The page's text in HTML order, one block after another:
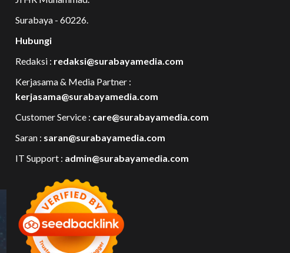
Surabaya - 60226.
Hubungi
Redaksi : redaksi@surabayamedia.com
Kerjasama & Media Partner :
kerjasama@surabayamedia.com
Customer Service : care@surabayamedia.com
Saran : saran@surabayamedia.com
IT Support : admin@surabayamedia.com